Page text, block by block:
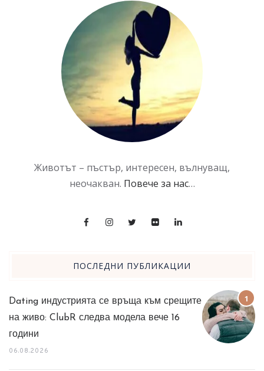
Животът – пъстър, интересен, вълнуващ,
неочакван. Повече за нас…
ПОСЛЕДНИ ПУБЛИКАЦИИ
Dating индустрията се връща към срещите
на живо: ClubR следва модела вече 16
години
06.08.2026